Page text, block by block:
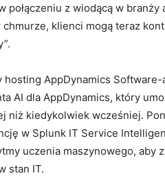
połączeniu z wiodącą w branży
klienci mogą teraz
AppDynamics Software-
AI dla AppDynamics, który
niż kiedykolwiek wcześniej.
w Splunk IT Service
uczenia maszynowego, aby
stan IT.